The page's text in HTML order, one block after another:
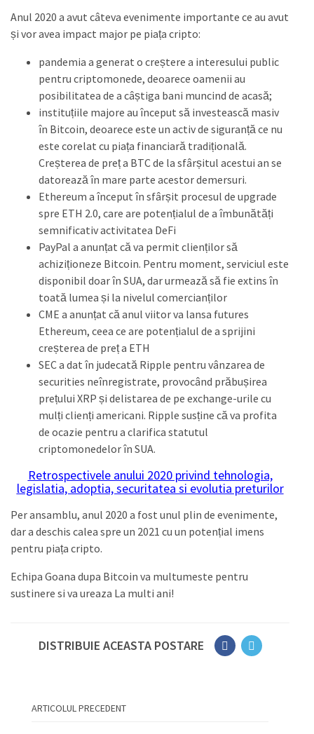
Anul 2020 a avut câteva evenimente importante ce au avut
și vor avea impact major pe piața cripto:
pandemia a generat o creștere a interesului public
pentru criptomonede, deoarece oamenii au
posibilitatea de a câștiga bani muncind de acasă;
instituțiile majore au început să investească masiv
în Bitcoin, deoarece este un activ de siguranță ce nu
este corelat cu piața financiară tradițională.
Creșterea de preț a BTC de la sfârșitul acestui an se
datorează în mare parte acestor demersuri.
Ethereum a început în sfârșit procesul de upgrade
spre ETH 2.0, care are potențialul de a îmbunătăți
semnificativ activitatea DeFi
PayPal a anunțat că va permit clienților să
achiziționeze Bitcoin. Pentru moment, serviciul este
disponibil doar în SUA, dar urmează să fie extins în
toată lumea și la nivelul comercianților
CME a anunțat că anul viitor va lansa futures
Ethereum, ceea ce are potențialul de a sprijini
creșterea de preț a ETH
SEC a dat în judecată Ripple pentru vânzarea de
securities neînregistrate, provocând prăbușirea
prețului XRP și delistarea de pe exchange-urile cu
mulți clienți americani. Ripple susține că va profita
de ocazie pentru a clarifica statutul
criptomonedelor în SUA.
Retrospectivele anului 2020 privind tehnologia,
legislatia, adoptia, securitatea si evolutia preturilor
Per ansamblu, anul 2020 a fost unul plin de evenimente,
dar a deschis calea spre un 2021 cu un potențial imens
pentru piața cripto.
Echipa Goana dupa Bitcoin va multumeste pentru
sustinere si va ureaza La multi ani!
DISTRIBUIE ACEASTA POSTARE
ARTICOLUL PRECEDENT